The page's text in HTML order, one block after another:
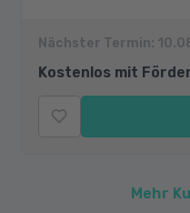
Nächster Termin:
Kostenlos mit
Mehr